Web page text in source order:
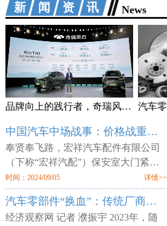
新闻资讯 News
品牌向上的践行者，奇瑞风云T10上市售18.99万元起
中国汽车中场战事：价格战重锤零部件供应商
奉贤奉飞路，宏祥汽车配件有限公司
（下称“宏祥汽配”）保安室大门紧
闭，但工厂大门却敞开，外人可以随
意进出。两层楼的厂区空空荡荡，所
有的产线、物料均已搬空，仅剩为数
时间：2024/09/05 详情>>
汽车零部件“换血”：传统厂商业绩平淡 增量部件厂商利润走高
经济观察网 记者 濮振宇 2023年，随